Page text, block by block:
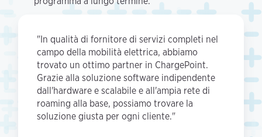
"In qualità di fornitore di servizi completi nel
campo della mobilità elettrica, abbiamo
trovato un ottimo partner in ChargePoint.
Grazie alla soluzione software indipendente
dall'hardware e scalabile e all'ampia rete di
roaming alla base, possiamo trovare la
soluzione giusta per ogni cliente."